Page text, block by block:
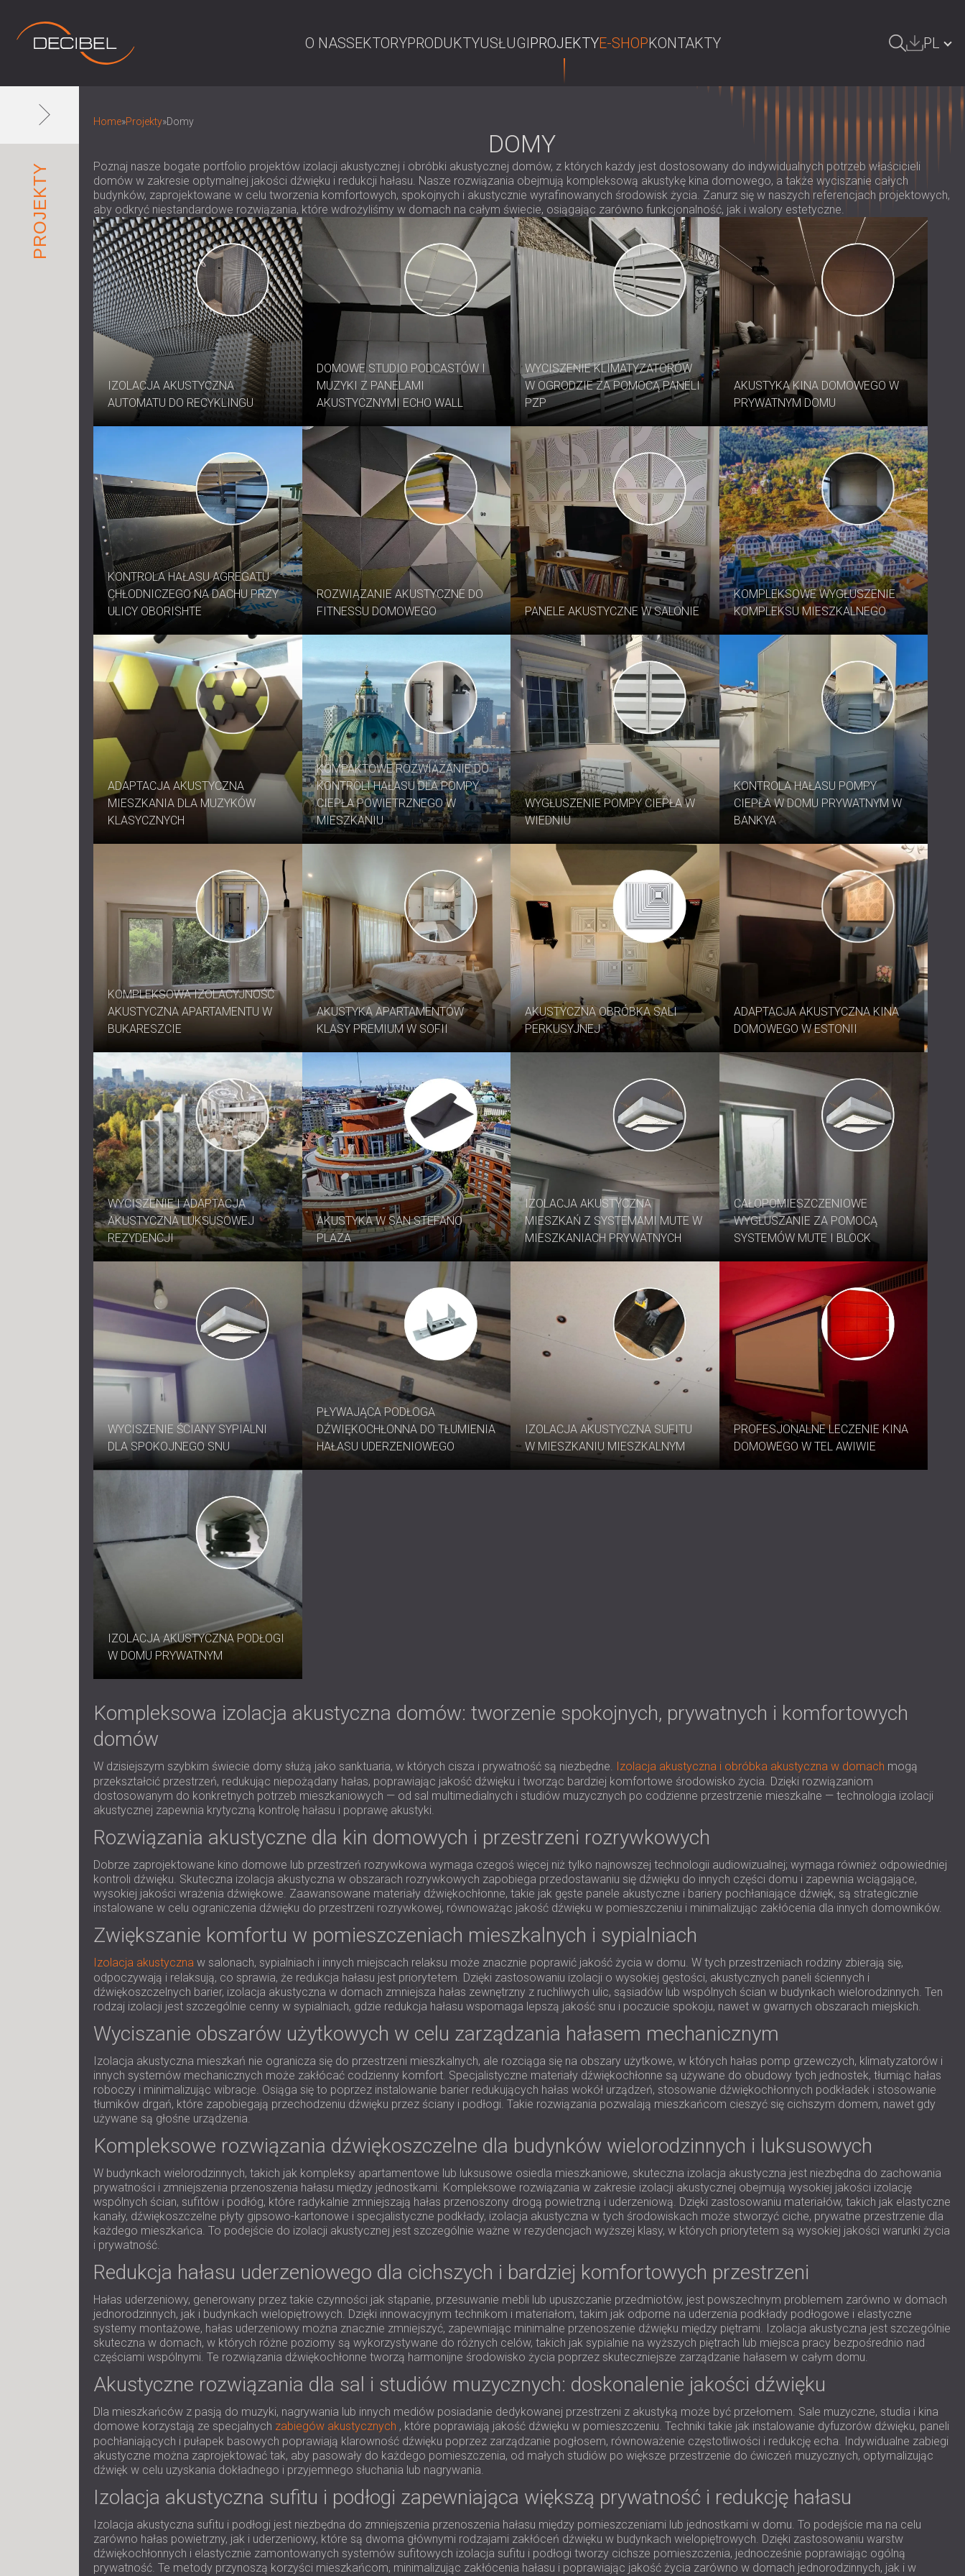
O NASSEKTORYPRODUKTYUSŁUGIPROJEKTYE-SHOPKONTAKTY PL
ÖSTERREICH | AT
SRBIJA | RS
ROMÂNIA | RO
FINLAND | FI
РОССИЯ | RU
SOUTH AFRICA | ZA
PROJEKTY
Home»Projekty»Domy
DOMY
Poznaj nasze bogate portfolio projektów izolacji akustycznej i obróbki akustycznej domów, z których każdy jest dostosowany do indywidualnych potrzeb właścicieli
domów w zakresie optymalnej jakości dźwięku i redukcji hałasu. Nasze rozwiązania obejmują kompleksową akustykę kina domowego, a także wyciszanie całych
budynków, zaprojektowane w celu tworzenia komfortowych, spokojnych i akustycznie wyrafinowanych środowisk życia. Zanurz się w naszych referencjach projektowych,
aby odkryć niestandardowe rozwiązania, które wdrożyliśmy w domach na całym świecie, osiągając zarówno funkcjonalność, jak i walory estetyczne.
IZOLACJA AKUSTYCZNA
AUTOMATU DO RECYKLINGU
DOMOWE STUDIO PODCASTÓW I
MUZYKI Z PANELAMI
AKUSTYCZNYMI ECHO WALL
WYCISZENIE KLIMATYZATORÓW
W OGRODZIE ZA POMOCĄ PANELI
PZP
AKUSTYKA KINA DOMOWEGO W
PRYWATNYM DOMU
KONTROLA HAŁASU AGREGATU
CHŁODNICZEGO NA DACHU PRZY
ULICY OBORISHTE
ROZWIĄZANIE AKUSTYCZNE DO
FITNESSU DOMOWEGO
PANELE AKUSTYCZNE W SALONIE
KOMPLEKSOWE WYGŁUSZENIE
KOMPLEKSU MIESZKALNEGO
ADAPTACJA AKUSTYCZNA
MIESZKANIA DLA MUZYKÓW
KLASYCZNYCH
KOMPAKTOWE ROZWIĄZANIE DO
KONTROLI HAŁASU DLA POMPY
CIEPŁA POWIETRZNEGO W
MIESZKANIU
WYGŁUSZENIE POMPY CIEPŁA W
WIEDNIU
KONTROLA HAŁASU POMPY
CIEPŁA W DOMU PRYWATNYM W
BANKYA
KOMPLEKSOWA IZOLACYJNOŚĆ
AKUSTYCZNA APARTAMENTU W
BUKARESZCIE
AKUSTYKA APARTAMENTÓW
KLASY PREMIUM W SOFII
AKUSTYCZNA OBRÓBKA SALI
PERKUSYJNEJ
ADAPTACJA AKUSTYCZNA KINA
DOMOWEGO W ESTONII
WYCISZENIE I ADAPTACJA
AKUSTYCZNA LUKSUSOWEJ
REZYDENCJI
AKUSTYKA W SAN STEFANO
PLAZA
IZOLACJA AKUSTYCZNA
MIESZKAŃ Z SYSTEMAMI MUTE W
MIESZKANIACH PRYWATNYCH
CAŁOPOMIESZCZENIOWE
WYGŁUSZANIE ZA POMOCĄ
SYSTEMÓW MUTE I BLOCK
WYCISZENIE ŚCIANY SYPIALNI
DLA SPOKOJNEGO SNU
PŁYWAJĄCA PODŁOGA
DŹWIĘKOCHŁONNA DO TŁUMIENIA
HAŁASU UDERZENIOWEGO
IZOLACJA AKUSTYCZNA SUFITU
W MIESZKANIU MIESZKALNYM
PROFESJONALNE LECZENIE KINA
DOMOWEGO W TEL AWIWIE
IZOLACJA AKUSTYCZNA PODŁOGI
W DOMU PRYWATNYM
Kompleksowa izolacja akustyczna domów: tworzenie spokojnych, prywatnych i komfortowych
domów
W dzisiejszym szybkim świecie domy służą jako sanktuaria, w których cisza i prywatność są niezbędne. Izolacja akustyczna i obróbka akustyczna w domach mogą
przekształcić przestrzeń, redukując niepożądany hałas, poprawiając jakość dźwięku i tworząc bardziej komfortowe środowisko życia. Dzięki rozwiązaniom
dostosowanym do konkretnych potrzeb mieszkaniowych — od sal multimedialnych i studiów muzycznych po codzienne przestrzenie mieszkalne — technologia izolacji
akustycznej zapewnia krytyczną kontrolę hałasu i poprawę akustyki.
Rozwiązania akustyczne dla kin domowych i przestrzeni rozrywkowych
Dobrze zaprojektowane kino domowe lub przestrzeń rozrywkowa wymaga czegoś więcej niż tylko najnowszej technologii audiowizualnej; wymaga również odpowiedniej
kontroli dźwięku. Skuteczna izolacja akustyczna w obszarach rozrywkowych zapobiega przedostawaniu się dźwięku do innych części domu i zapewnia wciągające,
wysokiej jakości wrażenia dźwiękowe. Zaawansowane materiały dźwiękochłonne, takie jak gęste panele akustyczne i bariery pochłaniające dźwięk, są strategicznie
instalowane w celu ograniczenia dźwięku do przestrzeni rozrywkowej, równoważąc jakość dźwięku w pomieszczeniu i minimalizując zakłócenia dla innych domowników.
Zwiększanie komfortu w pomieszczeniach mieszkalnych i sypialniach
Izolacja akustyczna w salonach, sypialniach i innych miejscach relaksu może znacznie poprawić jakość życia w domu. W tych przestrzeniach rodziny zbierają się,
odpoczywają i relaksują, co sprawia, że redukcja hałasu jest priorytetem. Dzięki zastosowaniu izolacji o wysokiej gęstości, akustycznych paneli ściennych i
dźwiękoszczelnych barier, izolacja akustyczna w domach zmniejsza hałas zewnętrzny z ruchliwych ulic, sąsiadów lub wspólnych ścian w budynkach wielorodzinnych. Ten
rodzaj izolacji jest szczególnie cenny w sypialniach, gdzie redukcja hałasu wspomaga lepszą jakość snu i poczucie spokoju, nawet w gwarnych obszarach miejskich.
Wyciszanie obszarów użytkowych w celu zarządzania hałasem mechanicznym
Izolacja akustyczna mieszkań nie ogranicza się do przestrzeni mieszkalnych, ale rozciąga się na obszary użytkowe, w których hałas pomp grzewczych, klimatyzatorów i
innych systemów mechanicznych może zakłócać codzienny komfort. Specjalistyczne materiały dźwiękochłonne są używane do obudowy tych jednostek, tłumiąc hałas
roboczy i minimalizując wibracje. Osiąga się to poprzez instalowanie barier redukujących hałas wokół urządzeń, stosowanie dźwiękochłonnych podkładek i stosowanie
tłumików drgań, które zapobiegają przechodzeniu dźwięku przez ściany i podłogi. Takie rozwiązania pozwalają mieszkańcom cieszyć się cichszym domem, nawet gdy
używane są głośne urządzenia.
Kompleksowe rozwiązania dźwiękoszczelne dla budynków wielorodzinnych i luksusowych
W budynkach wielorodzinnych, takich jak kompleksy apartamentowe lub luksusowe osiedla mieszkaniowe, skuteczna izolacja akustyczna jest niezbędna do zachowania
prywatności i zmniejszenia przenoszenia hałasu między jednostkami. Kompleksowe rozwiązania w zakresie izolacji akustycznej obejmują wysokiej jakości izolację
wspólnych ścian, sufitów i podłóg, które radykalnie zmniejszają hałas przenoszony drogą powietrzną i uderzeniową. Dzięki zastosowaniu materiałów, takich jak elastyczne
kanały, dźwiękoszczelne płyty gipsowo-kartonowe i specjalistyczne podkłady, izolacja akustyczna w tych środowiskach może stworzyć ciche, prywatne przestrzenie dla
każdego mieszkańca. To podejście do izolacji akustycznej jest szczególnie ważne w rezydencjach wyższej klasy, w których priorytetem są wysokiej jakości warunki życia
i prywatność.
Redukcja hałasu uderzeniowego dla cichszych i bardziej komfortowych przestrzeni
Hałas uderzeniowy, generowany przez takie czynności jak stąpanie, przesuwanie mebli lub upuszczanie przedmiotów, jest powszechnym problemem zarówno w domach
jednorodzinnych, jak i budynkach wielopiętrowych. Dzięki innowacyjnym technikom i materiałom, takim jak odporne na uderzenia podkłady podłogowe i elastyczne
systemy montażowe, hałas uderzeniowy można znacznie zmniejszyć, zapewniając minimalne przenoszenie dźwięku między piętrami. Izolacja akustyczna jest szczególnie
skuteczna w domach, w których różne poziomy są wykorzystywane do różnych celów, takich jak sypialnie na wyższych piętrach lub miejsca pracy bezpośrednio nad
częściami wspólnymi. Te rozwiązania dźwiękochłonne tworzą harmonijne środowisko życia poprzez skuteczniejsze zarządzanie hałasem w całym domu.
Akustyczne rozwiązania dla sal i studiów muzycznych: doskonalenie jakości dźwięku
Dla mieszkańców z pasją do muzyki, nagrywania lub innych mediów posiadanie dedykowanej przestrzeni z akustyką może być przełomem. Sale muzyczne, studia i kina
domowe korzystają ze specjalnych zabiegów akustycznych , które poprawiają jakość dźwięku w pomieszczeniu. Techniki takie jak instalowanie dyfuzorów dźwięku, paneli
pochłaniających i pułapek basowych poprawiają klarowność dźwięku poprzez zarządzanie pogłosem, równoważenie częstotliwości i redukcję echa. Indywidualne zabiegi
akustyczne można zaprojektować tak, aby pasowały do każdego pomieszczenia, od małych studiów po większe przestrzenie do ćwiczeń muzycznych, optymalizując
dźwięk w celu uzyskania dokładnego i przyjemnego słuchania lub nagrywania.
Izolacja akustyczna sufitu i podłogi zapewniająca większą prywatność i redukcję hałasu
Izolacja akustyczna sufitu i podłogi jest niezbędna do zmniejszenia przenoszenia hałasu między pomieszczeniami lub jednostkami w domu. To podejście ma na celu
zarówno hałas powietrzny, jak i uderzeniowy, które są dwoma głównymi rodzajami zakłóceń dźwięku w budynkach wielopiętrowych. Dzięki zastosowaniu warstw
dźwiękochłonnych i elastycznie zamontowanych systemów sufitowych izolacja sufitu i podłogi tworzy cichsze pomieszczenia, jednocześnie poprawiając ogólną
prywatność. Te metody przynoszą korzyści mieszkańcom, minimalizując zakłócenia hałasu i poprawiając jakość życia zarówno w domach jednorodzinnych, jak i w